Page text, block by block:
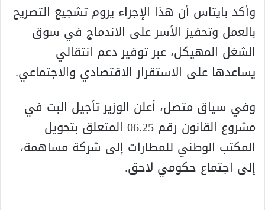
وأكد بايتاس أن هذا الإجراء يروم تشجيع التصريح
بالعمل وتحفيز الأسر على الاندماج في سوق
الشغل المهيكل، عبر توفير دعم انتقالي
يساعدها على الاستقرار الاقتصادي والاجتماعي.
وفي سياق متصل، أعلن الوزير تأجيل البت في
مشروع القانون رقم 06.25 المتعلق بتحويل
المكتب الوطني للمطارات إلى شركة مساهمة،
إلى اجتماع حكومي لاحق.